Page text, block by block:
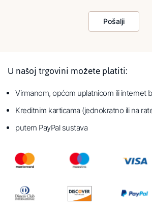
Pošalji
U našoj trgovini možete platiti:
Virmanom, općom uplatnicom ili internet
Kreditnim karticama (jednokratno ili na
putem PayPal sustava